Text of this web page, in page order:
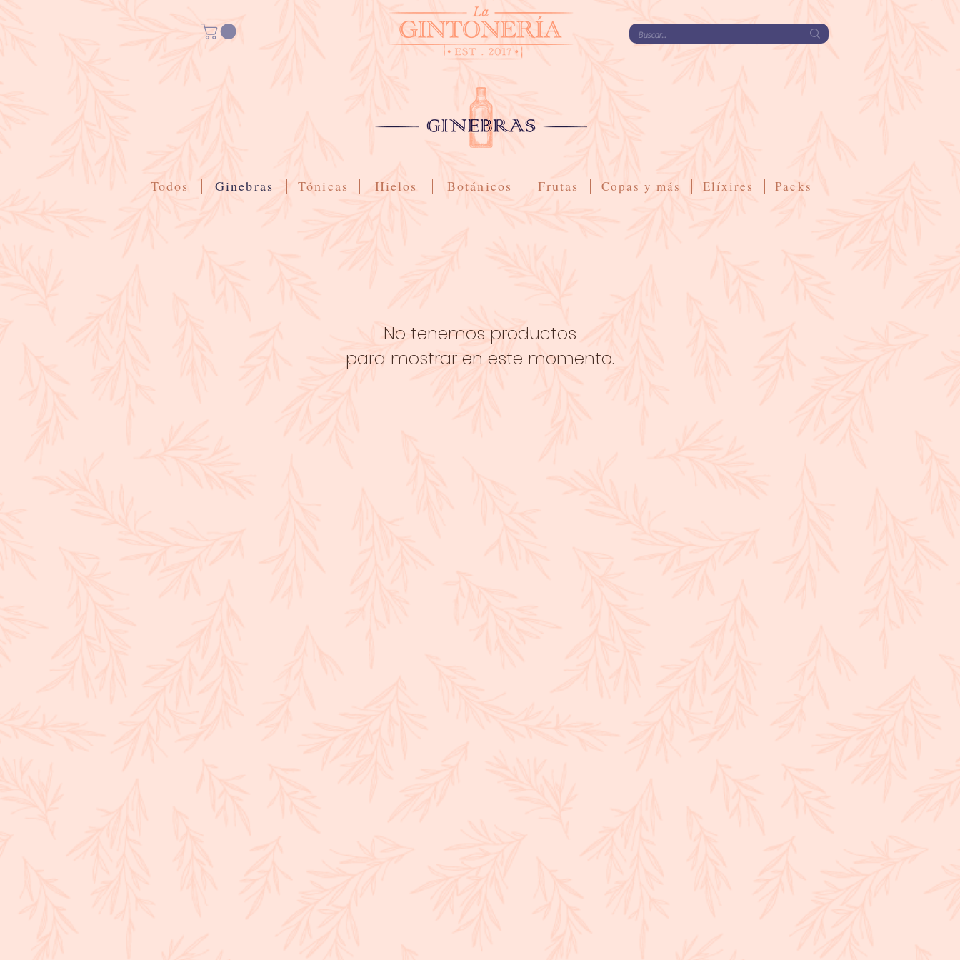
Todos Ginebras Tónicas Hielos Botánicos Frutas Copas y más Elíxires Packs
No tenemos productos
para mostrar en este momento.